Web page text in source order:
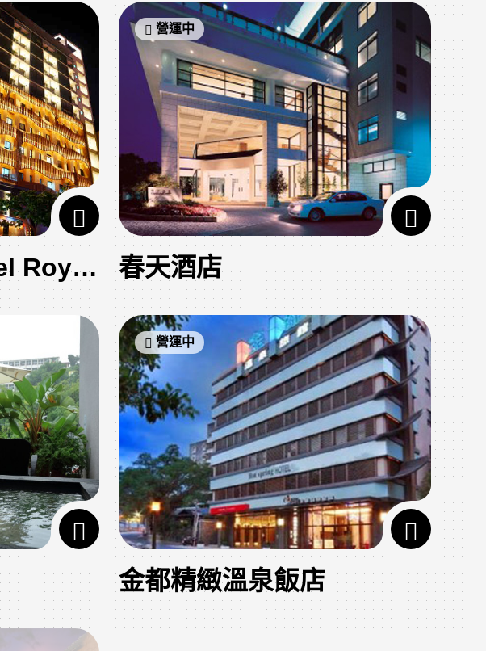
北投老爺酒店/Hotel Royal Beitou
營運中
春天酒店
營運中
金都精緻溫泉飯店